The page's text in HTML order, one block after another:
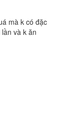
mà k có đặc
và k ăn